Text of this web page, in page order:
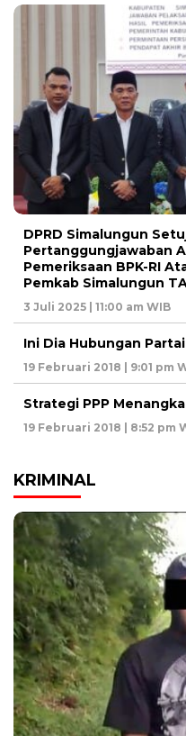
DPRD Simalungun
Pertanggungjawaban
Pemeriksaan BPK-RI
Pemkab Simalungun
3 Juli 2025 | 11:00 am WIB
Ini Dia Hubungan
19 Februari 2018 | 9:01 pm
Strategi PPP
19 Februari 2018 | 8:52 pm
KRIMINAL